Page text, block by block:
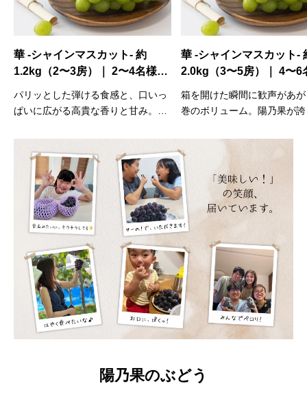
華 -シャインマスカット- 約
2.0kg（3〜5房）｜ 4〜6名様で
心ゆくまで味わう気品あふれる
贅沢 8月下旬〜9月下旬発送
箱を開けた瞬間に歓声があがる、圧
巻のボリューム。陽乃果が誇るエメ
カットを、たっぷり2kgお詰めしま
した。ご親戚の集まりや、大家族へ
の特別な贈り物に。パリッとした食
感と高貴な甘みを皆様で分かち合え
る、大満足のサイズです。 【全国送
料無料（※一部地域を除く）・クー
ル便対応】発送時期：8月下旬ごろ
より順次発送
雅 -完熟種なし巨峰- 約
1.2kg（2〜3房）｜ 2〜
愉しむ旬のひととき 8
旬発送
一口で違いがわかる、圧倒
と甘み。樹上で限界まで完
届けする極上の巨峰です。
汁と奥深い味わいを、洗練
用ギフトボックスでお届け
【全国送料無料（※一部地
く）・クール便対応】発送
月上中旬ごろより順次発送
陽乃果のぶどう